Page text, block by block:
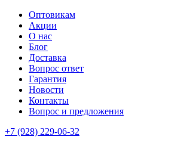
Оптовикам
Акции
О нас
Блог
Доставка
Вопрос ответ
Гарантия
Новости
Контакты
Вопрос и предложения
+7 (928) 229-06-32